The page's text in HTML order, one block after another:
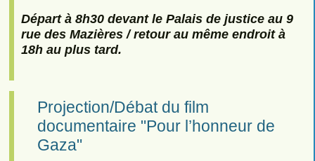
Départ à 8h30 devant le Palais de justice au 9
rue des Mazières / retour au même endroit à
18h au plus tard.
Projection/Débat du film
documentaire "Pour l’honneur de
Gaza"